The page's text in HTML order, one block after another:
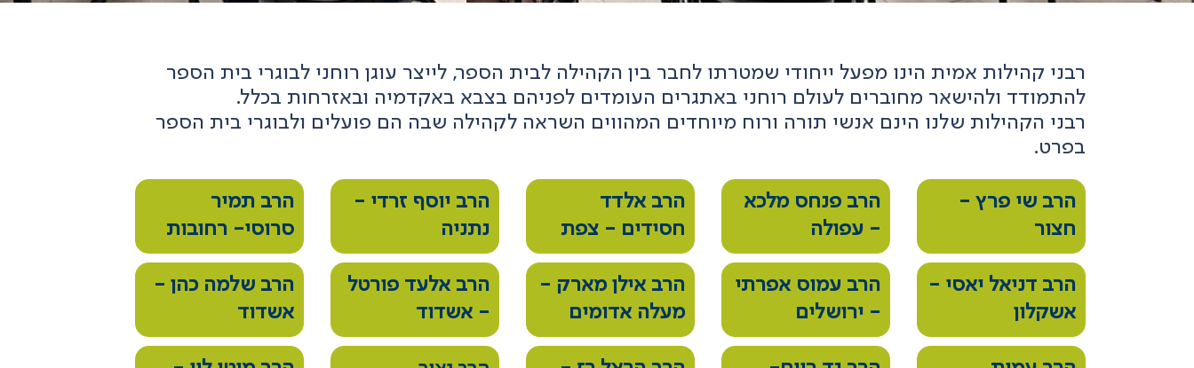
רבני קהילות אמית הינו מפעל ייחודי שמטרתו לחבר בין הקהילה לבית הספר, לייצר עוגן רוחני לבוגרי בית הספר
להתמודד ולהישאר מחוברים לעולם רוחני באתגרים העומדים לפניהם בצבא באקדמיה ובאזרחות בכלל.
רבני הקהילות שלנו הינם אנשי תורה ורוח מיוחדים המהווים השראה לקהילה שבה הם פועלים ולבוגרי בית הספר
בפרט.
הרב שי פרץ -
חצור
הרב פנחס מלכא
- עפולה
הרב אלדד
חסידים - צפת
הרב יוסף זרדי -
נתניה
הרב תמיר
סרוסי- רחובות
הרב דניאל יאסי -
אשקלון
הרב עמוס אפרתי
- ירושלים
הרב אילן מארק -
מעלה אדומים
הרב אלעד פורטל
- אשדוד
הרב שלמה כהן -
אשדוד